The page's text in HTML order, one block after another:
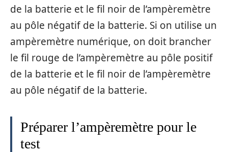
de la batterie et le fil noir de l’ampèremètre
au pôle négatif de la batterie. Si on utilise un
ampèremètre numérique, on doit brancher
le fil rouge de l’ampèremètre au pôle positif
de la batterie et le fil noir de l’ampèremètre
au pôle négatif de la batterie.
Préparer l’ampèremètre pour le
test